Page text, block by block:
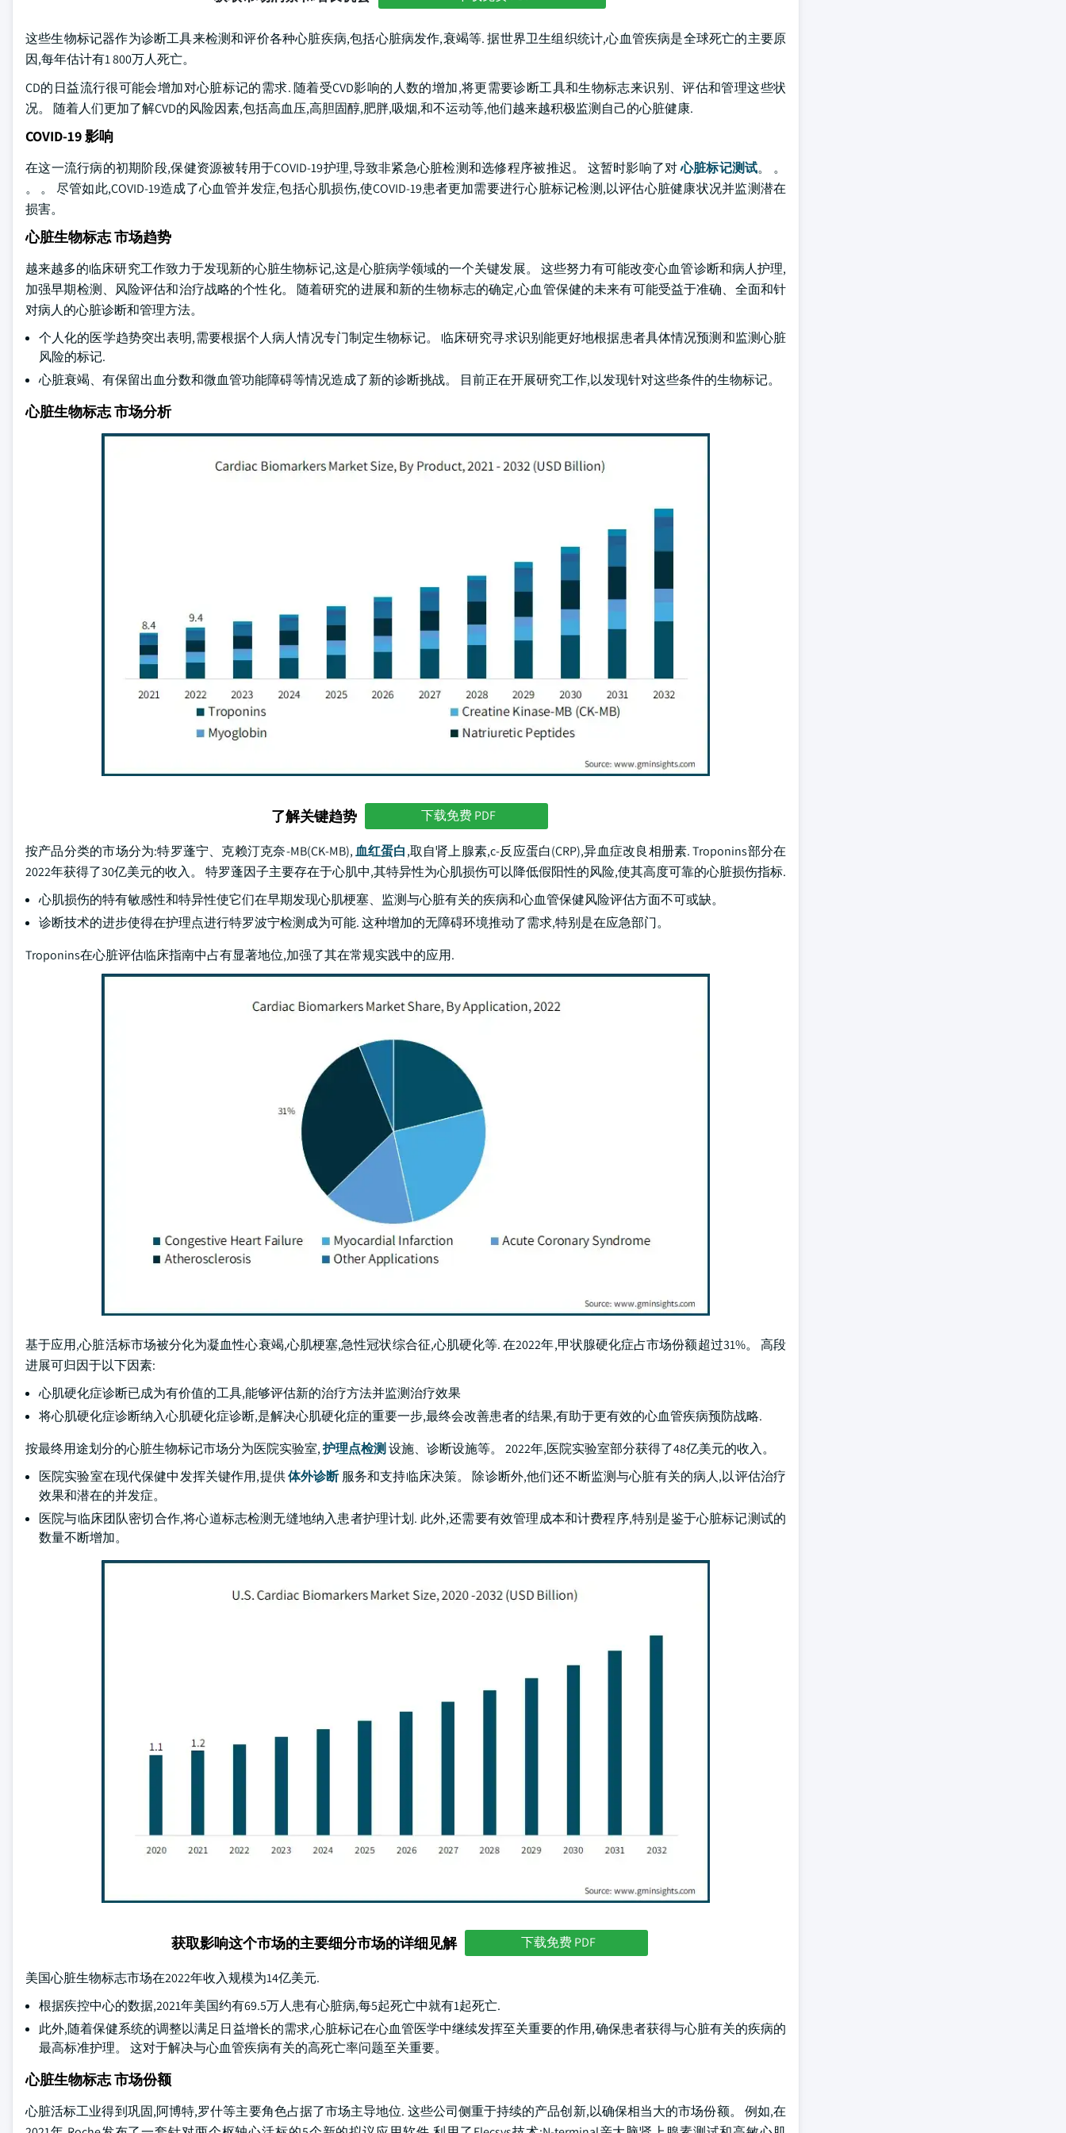
这些生物标记器作为诊断工具来检测和评价各种心脏疾病,包括心脏病发作,衰竭等. 据世界卫生组织统计,心血管疾病是全球死亡的主要原
因,每年估计有1 800万人死亡。
CD的日益流行很可能会增加对心脏标记的需求. 随着受CVD影响的人数的增加,将更需要诊断工具和生物标志来识别、评估和管理这些状
况。 随着人们更加了解CVD的风险因素,包括高血压,高胆固醇,肥胖,吸烟,和不运动等,他们越来越积极监测自己的心脏健康.
COVID-19 影响
在这一流行病的初期阶段,保健资源被转用于COVID-19护理,导致非紧急心脏检测和选修程序被推迟。 这暂时影响了对心脏标记测试。 。
。 。 尽管如此,COVID-19造成了心血管并发症,包括心肌损伤,使COVID-19患者更加需要进行心脏标记检测,以评估心脏健康状况并监测潜在
损害。
心脏生物标志 市场趋势
越来越多的临床研究工作致力于发现新的心脏生物标记,这是心脏病学领域的一个关键发展。 这些努力有可能改变心血管诊断和病人护理,
加强早期检测、风险评估和治疗战略的个性化。 随着研究的进展和新的生物标志的确定,心血管保健的未来有可能受益于准确、全面和针
对病人的心脏诊断和管理方法。
个人化的医学趋势突出表明,需要根据个人病人情况专门制定生物标记。 临床研究寻求识别能更好地根据患者具体情况预测和监测心脏
风险的标记.
心脏衰竭、有保留出血分数和微血管功能障碍等情况造成了新的诊断挑战。 目前正在开展研究工作,以发现针对这些条件的生物标记。
心脏生物标志 市场分析
了解关键趋势 下载免费 PDF
按产品分类的市场分为:特罗蓬宁、克赖汀克奈-MB(CK-MB),血红蛋白,取自肾上腺素,c-反应蛋白(CRP),异血症改良相册素. Troponins部分在
2022年获得了30亿美元的收入。 特罗蓬因子主要存在于心肌中,其特异性为心肌损伤可以降低假阳性的风险,使其高度可靠的心脏损伤指标.
心肌损伤的特有敏感性和特异性使它们在早期发现心肌梗塞、监测与心脏有关的疾病和心血管保健风险评估方面不可或缺。
诊断技术的进步使得在护理点进行特罗波宁检测成为可能. 这种增加的无障碍环境推动了需求,特别是在应急部门。
Troponins在心脏评估临床指南中占有显著地位,加强了其在常规实践中的应用.
基于应用,心脏活标市场被分化为凝血性心衰竭,心肌梗塞,急性冠状综合征,心肌硬化等. 在2022年,甲状腺硬化症占市场份额超过31%。 高段
进展可归因于以下因素:
心肌硬化症诊断已成为有价值的工具,能够评估新的治疗方法并监测治疗效果
将心肌硬化症诊断纳入心肌硬化症诊断,是解决心肌硬化症的重要一步,最终会改善患者的结果,有助于更有效的心血管疾病预防战略.
按最终用途划分的心脏生物标记市场分为医院实验室,护理点检测 设施、诊断设施等。 2022年,医院实验室部分获得了48亿美元的收入。
医院实验室在现代保健中发挥关键作用,提供体外诊断服务和支持临床决策。 除诊断外,他们还不断监测与心脏有关的病人,以评估治疗
效果和潜在的并发症。
医院与临床团队密切合作,将心道标志检测无缝地纳入患者护理计划. 此外,还需要有效管理成本和计费程序,特别是鉴于心脏标记测试的
数量不断增加。
获取影响这个市场的主要细分市场的详细见解 下载免费 PDF
美国心脏生物标志市场在2022年收入规模为14亿美元.
根据疾控中心的数据,2021年美国约有69.5万人患有心脏病,每5起死亡中就有1起死亡.
此外,随着保健系统的调整以满足日益增长的需求,心脏标记在心血管医学中继续发挥至关重要的作用,确保患者获得与心脏有关的疾病的
最高标准护理。 这对于解决与心血管疾病有关的高死亡率问题至关重要。
心脏生物标志 市场份额
心脏活标工业得到巩固,阿博特,罗什等主要角色占据了市场主导地位. 这些公司侧重于持续的产品创新,以确保相当大的市场份额。 例如,在